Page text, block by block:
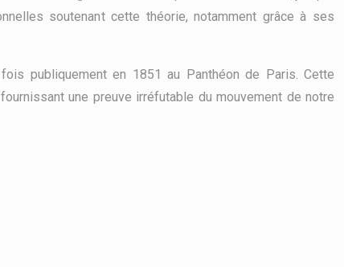
soutenant cette théorie, notamment grâce à ses
publiquement en 1851 au Panthéon de Paris. Cette
une preuve irréfutable du mouvement de notre